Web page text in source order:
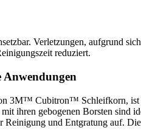
Verletzungen, aufgrund
reduziert.
Anwendungen
3M™ Cubitron™ Schleifkorn,
ihren gebogenen Borsten sind
Reinigung und Entgratung auf.